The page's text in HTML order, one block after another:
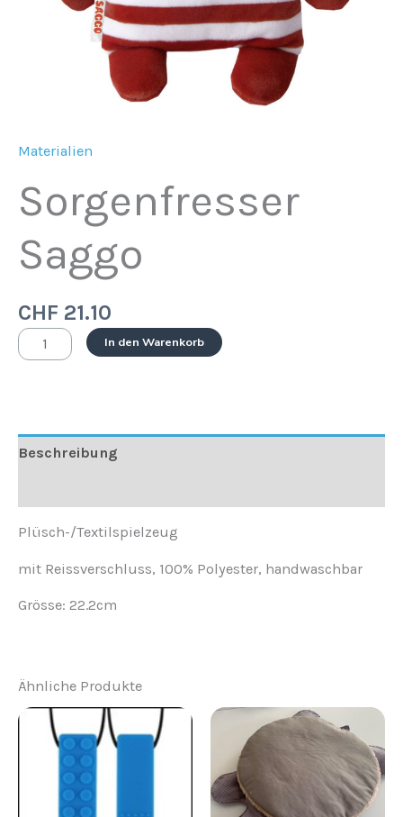
Materialien
Sorgenfresser
Saggo
CHF 21.10
In den Warenkorb
Beschreibung
Plüsch-/Textilspielzeug
mit Reissverschluss, 100% Polyester, handwaschbar
Grösse: 22.2cm
Ähnliche Produkte